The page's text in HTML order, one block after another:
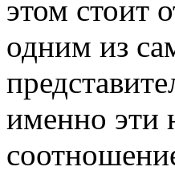
этом стоит
одним из
именно эти